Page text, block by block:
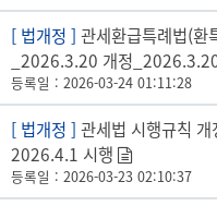
[ 법개정 ] 관세환급특례법(환
_2026.3.20 개정
등록일 : 2026-03-24 01:11:28
[ 법개정 ] 관세법 시행규칙
2026.4.1 시행
등록일 : 2026-03-23 02:10:37